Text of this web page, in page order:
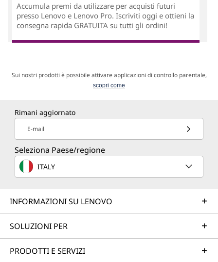
Accumula premi da utilizzare per acquisti futuri
presso Lenovo e Lenovo Pro. Iscriviti oggi e ottieni la
consegna rapida GRATUITA su tutti gli ordini!
Sui nostri prodotti è possibile attivare applicazioni di controllo parentale,
scopri come
Rimani aggiornato
E-mail
Seleziona Paese/regione
ITALY
INFORMAZIONI SU LENOVO
SOLUZIONI PER
PRODOTTI E SERVIZI